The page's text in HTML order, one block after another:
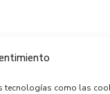
tecnologías como las